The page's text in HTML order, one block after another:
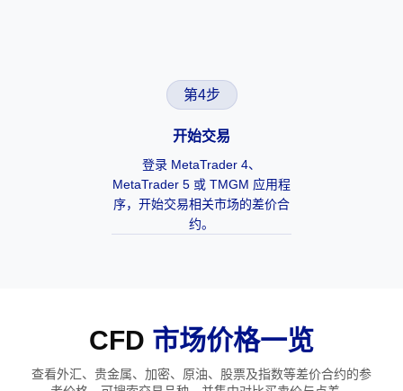
第4步
开始交易
登录 MetaTrader 4、
MetaTrader 5 或 TMGM 应用程
序，开始交易相关市场的差价合
约。
CFD 市场价格一览
查看外汇、贵金属、加密、原油、股票及指数等差价合约的参